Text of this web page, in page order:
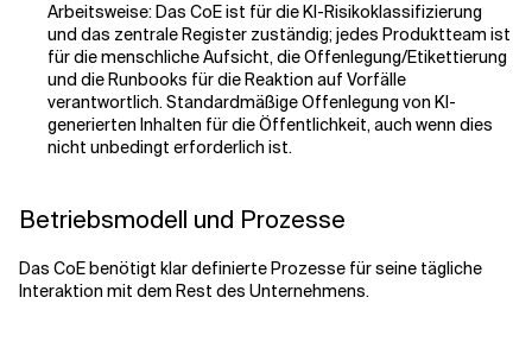
Arbeitsweise: Das CoE ist für die KI-Risikoklassifizierung
und das zentrale Register zuständig; jedes Produktteam ist
für die menschliche Aufsicht, die Offenlegung/Etikettierung
und die Runbooks für die Reaktion auf Vorfälle
verantwortlich. Standardmäßige Offenlegung von KI-
generierten Inhalten für die Öffentlichkeit, auch wenn dies
nicht unbedingt erforderlich ist.
Betriebsmodell und Prozesse
Das CoE benötigt klar definierte Prozesse für seine tägliche
Interaktion mit dem Rest des Unternehmens.